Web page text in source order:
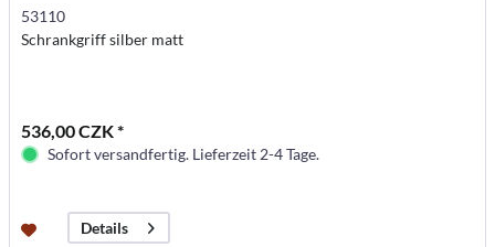
53110
Schrankgriff silber matt
536,00 CZK *
Sofort versandfertig. Lieferzeit 2-4 Tage.
Details